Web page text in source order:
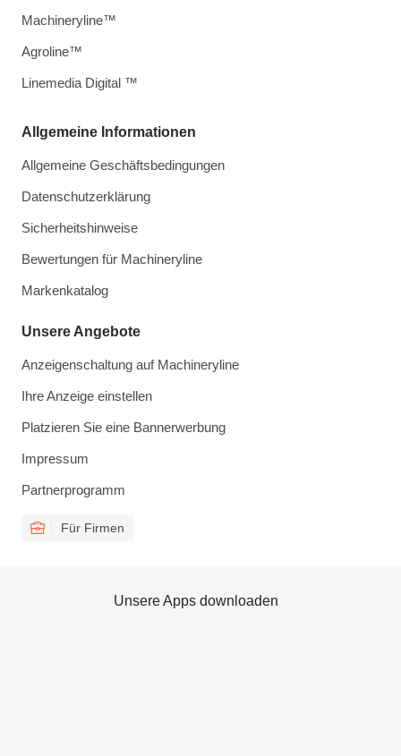
Allgemeine Informationen
Allgemeine Geschäftsbedingungen
Datenschutzerklärung
Sicherheitshinweise
Bewertungen für Machineryline
Markenkatalog
Unsere Angebote
Anzeigenschaltung auf Machineryline
Ihre Anzeige einstellen
Platzieren Sie eine Bannerwerbung
Impressum
Partnerprogramm
Für Firmen
Machineryline™
Agroline™
Linemedia Digital ™
Unsere Apps downloaden